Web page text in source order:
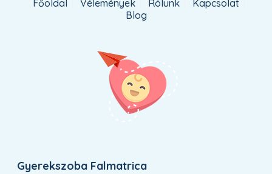
Főoldal Vélemények Rólunk
Kapcsolat
Blog
Gyerekszoba Falmatrica